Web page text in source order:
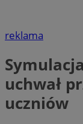
reklama
uchwał
uczniów